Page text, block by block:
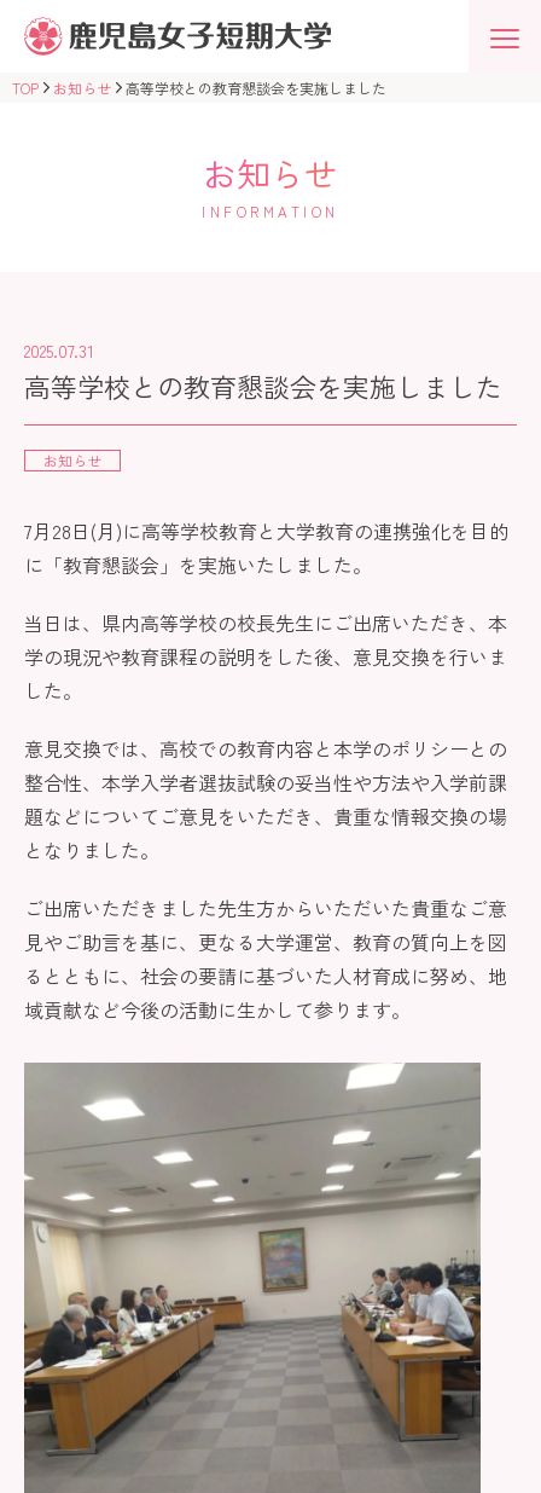
鹿
児
島
女
子
園
TOP お知らせ 高等学校との教育懇談会を実施しました
お知らせ
INFORMATION
2025.07.31
高等学校との教育懇談会を実施しました
お知らせ
7月28日(月)に高等学校教育と大学教育の連携強化を目的
に「教育懇談会」を実施いたしました。
当日は、県内高等学校の校長先生にご出席いただき、本
学の現況や教育課程の説明をした後、意見交換を行いま
した。
意見交換では、高校での教育内容と本学のポリシーとの
整合性、本学入学者選抜試験の妥当性や方法や入学前課
題などについてご意見をいただき、貴重な情報交換の場
となりました。
ご出席いただきました先生方からいただいた貴重なご意
見やご助言を基に、更なる大学運営、教育の質向上を図
るとともに、社会の要請に基づいた人材育成に努め、地
域貢献など今後の活動に生かして参ります。